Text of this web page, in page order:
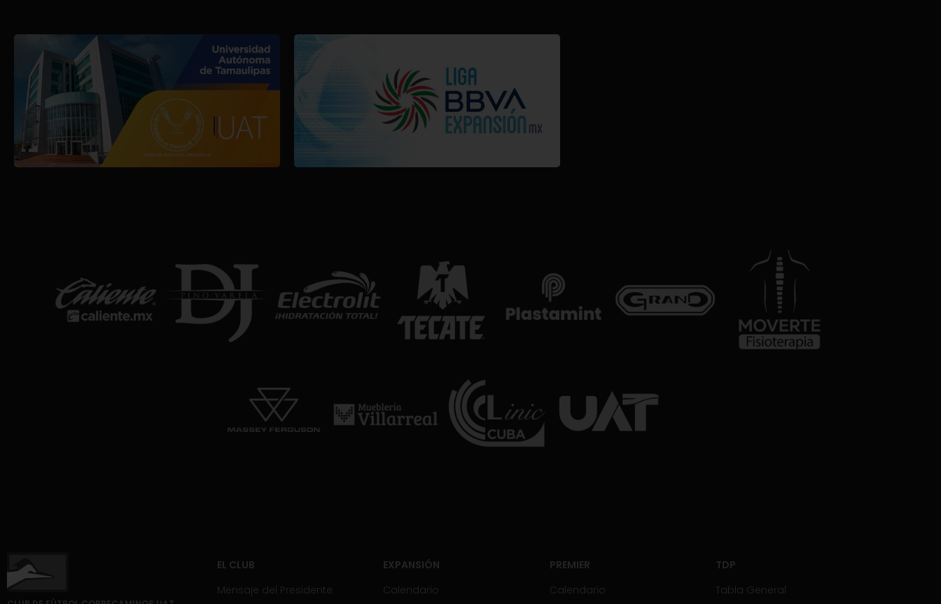
EL CLUB
Mensaje del Presidente
EXPANSIÓN
Calendario
PREMIER
Calendario
TDP
Tabla General